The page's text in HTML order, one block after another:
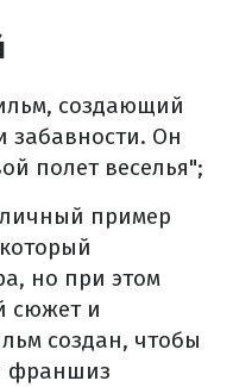
создающий
забавности. Он
полет веселья";
пример
но при этом
сюжет и
создан, чтобы
франшиз